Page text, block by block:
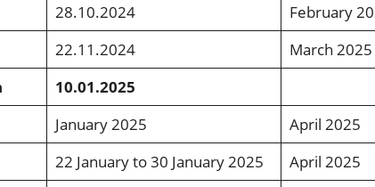
28.10.2024
February
22.11.2024
March 2025
10.01.2025
January 2025
April 2025
22 January to 30 January 2025
April 2025